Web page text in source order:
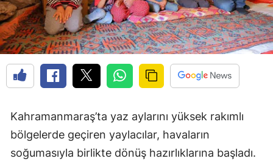
Kahramanmaraş’ta yaz aylarını yüksek rakımlı
bölgelerde geçiren yaylacılar, havaların
soğumasıyla birlikte dönüş hazırlıklarına başladı.